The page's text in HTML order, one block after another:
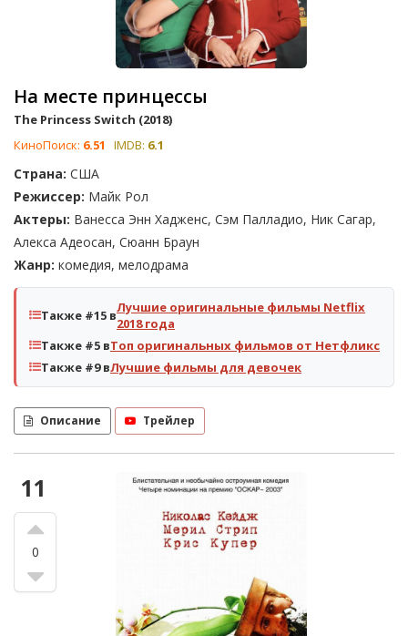
На месте принцессы
The Princess Switch (2018)
КиноПоиск: 6.51 IMDB: 6.1
Страна: США
Режиссер: Майк Рол
Актеры: Ванесса Энн Хадженс, Сэм Палладио, Ник Сагар,
Алекса Адеосан, Сюанн Браун
Жанр: комедия, мелодрама
Также #15 вЛучшие оригинальные фильмы Netflix
2018 года
Также #5 вТоп оригинальных фильмов от Нетфликс
Также #9 вЛучшие фильмы для девочек
Описание Трейлер
11
0